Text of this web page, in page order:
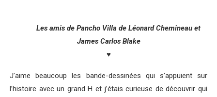
Les amis de Pancho Villa de Léonard Chemineau et
James Carlos Blake
♥
J’aime beaucoup les bande-dessinées qui s’appuient sur
l’histoire avec un grand H et j’étais curieuse de découvrir qui